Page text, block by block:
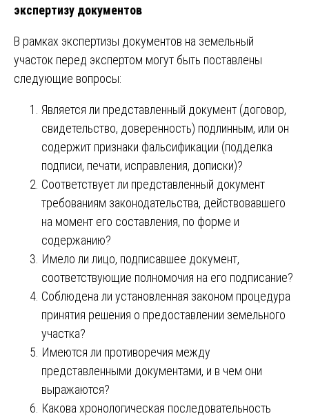
экспертизу документов
В рамках экспертизы документов на земельный
участок перед экспертом могут быть поставлены
следующие вопросы:
Является ли представленный документ (договор,
свидетельство, доверенность) подлинным, или он
содержит признаки фальсификации (подделка
подписи, печати, исправления, дописки)?
Соответствует ли представленный документ
требованиям законодательства, действовавшего
на момент его составления, по форме и
содержанию?
Имело ли лицо, подписавшее документ,
соответствующие полномочия на его подписание?
Соблюдена ли установленная законом процедура
принятия решения о предоставлении земельного
участка?
Имеются ли противоречия между
представленными документами, и в чем они
выражаются?
Какова хронологическая последовательность